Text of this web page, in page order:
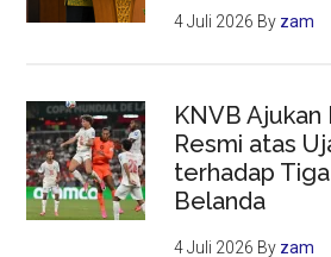
4 Juli 2026 By zam
KNVB Ajukan
Resmi atas
terhadap
Belanda
4 Juli 2026 By zam